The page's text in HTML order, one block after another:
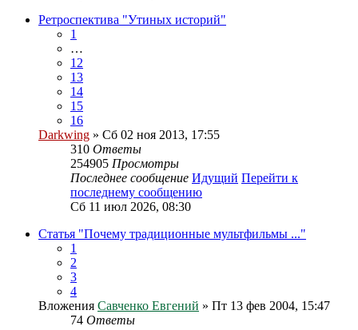
Ретроспектива "Утиных историй"
1
…
12
13
14
15
16
Darkwing » Сб 02 ноя 2013, 17:55
310 Ответы
254905 Просмотры
Последнее сообщение Идущий Перейти к
последнему сообщению
Сб 11 июл 2026, 08:30
Статья "Почему традиционные мультфильмы ..."
1
2
3
4
Вложения Савченко Евгений » Пт 13 фев 2004, 15:47
74 Ответы